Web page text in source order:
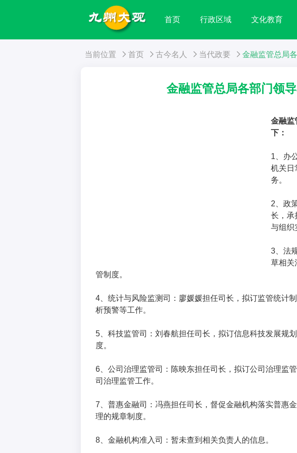
首页 行政区域 文化教育
当前位置 首页 古今名人 当代政要 金融监管总局
金融监管总局各部门领
金融监
下：
1、办
机关日
务。
2、政
长，承
与组织
3、法
草相关
管制度。
4、统计与风险监测司：廖媛媛担任司长，拟订监管统计
析预警等工作。
5、科技监管司：刘春航担任司长，拟订信息科技发展规
度。
6、公司治理监管司：陈映东担任司长，拟订公司治理监
司治理监管工作。
7、普惠金融司：冯燕担任司长，督促金融机构落实普惠
理的规章制度。
8、金融机构准入司：暂未查到相关负责人的信息。